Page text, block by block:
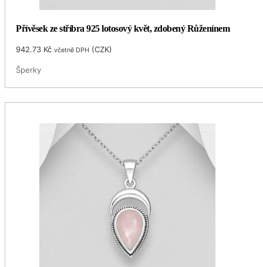
Přívěsek ze stříbra 925 lotosový květ, zdobený Růženínem
942.73 Kč včetně DPH (CZK)
Šperky